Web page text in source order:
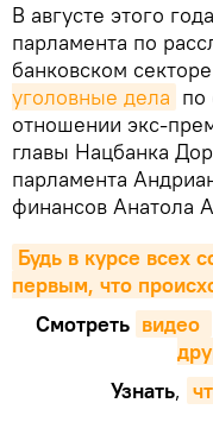
В августе этого
парламента по
банковском секторе
уголовные дела по
отношении экс-
главы Нацбанка
парламента
финансов Анатола
Будь в курсе всех
первым, что
Смотреть видео
Узнать,